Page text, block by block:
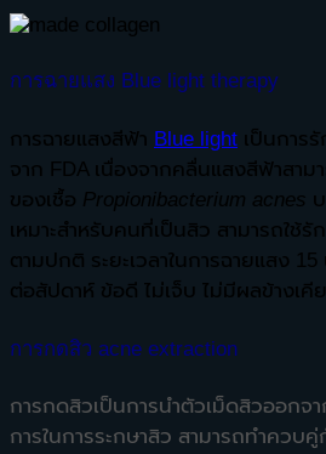
การฉายแสง Blue light therapy
การฉายแสงสีฟ้า Blue light เป็นการ
จาก FDA เนื่องจากคลื่นแสงสีฟ้าสาม
ของเชื้อ Propionibacterium acnes
เหมาะสำหรับคนที่เป็นสิว สามารถใช้
ตามปกติ ระยะเวลาในการฉายแสง 15
ต่อสัปดาห์ ข้อดี ไม่เจ็บ ไม่มีผลข้างเคี
การกดสิว acne extraction
การกดสิวเป็นการนำตัวเม็ดสิวออกจ
การในการระกษาสิว สามารถทำควบ